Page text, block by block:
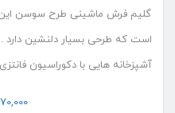
گلیم فرش ماشینی طرح سوسن
است که طرحی بسیار دلنشین دارد
آشپزخانه هایی با دکوراسیون